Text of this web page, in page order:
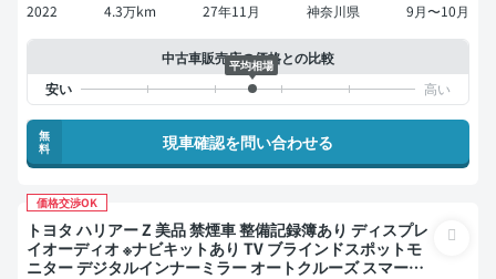
2022 4.3万km 27年11月 神奈川県 9月〜10月
中古車販売店の価格との比較
平均相場
無
料
現車確認を問い合わせる
価格交渉OK
トヨタ ハリアー Z 美品 禁煙車 整備記録簿あり ディスプレ
イオーディオ ※ナビキットあり TV ブラインドスポットモ
ニター デジタルインナーミラー オートクルーズ スマート